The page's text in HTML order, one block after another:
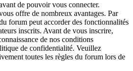
de pouvoir vous connecter.
offre de nombreux avantages. Par
forum peut accorder des fonctionnalités
inscrits. Avant de vous inscrire,
de nos conditions
de confidentialité. Veuillez
toutes les règles du forum lors de